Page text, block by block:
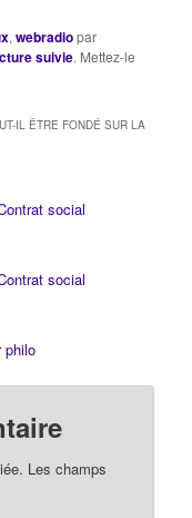
,webradiopar
suivie. Mettez-le
IL ÊTRE FONDÉ SUR LA
social
social
philo
Les champs